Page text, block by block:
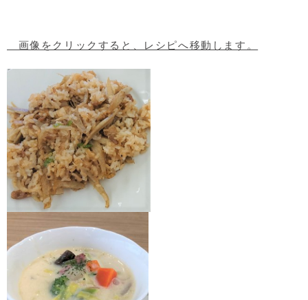
画像をクリックすると、レシピへ移動します。